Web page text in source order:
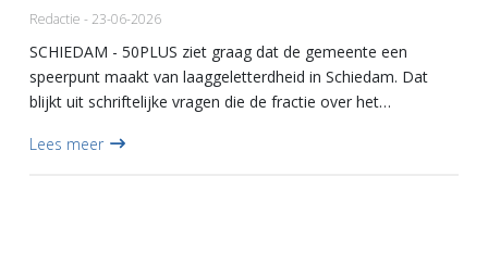
Redactie - 23-06-2026
SCHIEDAM - 50PLUS ziet graag dat de gemeente een
speerpunt maakt van laaggeletterdheid in Schiedam. Dat
blijkt uit schriftelijke vragen die de fractie over het
wethouders. Schied...
Lees meer